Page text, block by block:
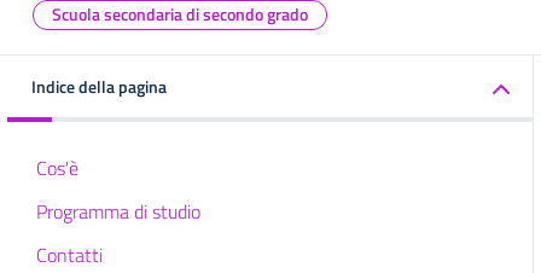
Scuola secondaria di secondo grado
Indice della pagina
Cos'è
Programma di studio
Contatti